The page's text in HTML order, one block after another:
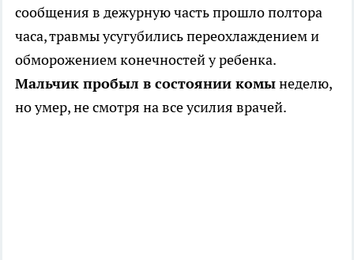
сообщения в дежурную часть прошло полтора
часа, травмы усугубились переохлаждением и
обморожением конечностей у ребенка.
Мальчик пробыл в состоянии комынеделю,
но умер, не смотря на все усилия врачей.